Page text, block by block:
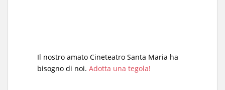
Il nostro amato Cineteatro Santa Maria ha
bisogno di noi. Adotta una tegola!